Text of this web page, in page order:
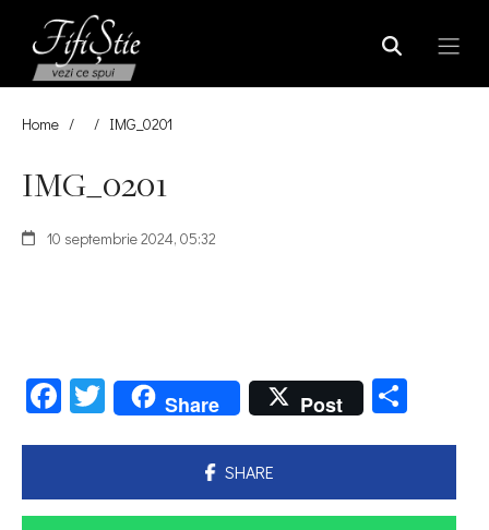
Home / / IMG_0201
IMG_0201
10 septembrie 2024, 05:32
Facebook
Twitter
Share Post
SHARE